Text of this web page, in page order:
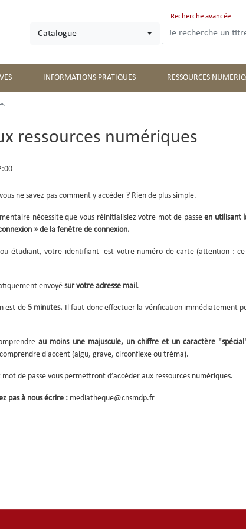
contenu
principal
Catalogue
Recherche avancée
INFORMATIONS PRATIQUES RESSOURCES
ressources numériques
ne savez pas comment y accéder ? Rien de plus simple.
nécessite que vous réinitialisiez votre mot de passeen utilisant
» de la fenêtre de connexion.
ou étudiant, votre identifiant est votre numéro de carte (attention :
envoyésur votre adresse mail.
est de5 minutes. Il faut donc effectuer la vérification immédiatement
au moins une majuscule, un chiffre et un caractère
d'accent (aigu, grave, circonflexe ou tréma).
de passe vous permettront d’accéder aux ressources numériques.
pas à nous écrire :mediatheque@cnsmdp.fr